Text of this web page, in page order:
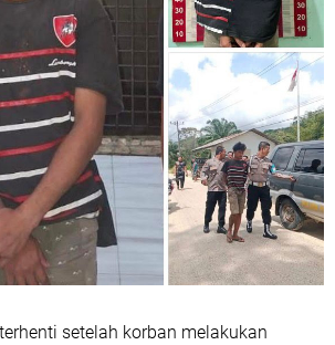
setelah korban melakukan